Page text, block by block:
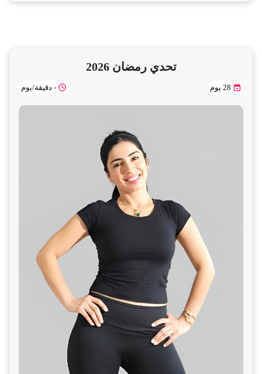
تحدي رمضان 2026
28 يوم - دقيقة/يوم